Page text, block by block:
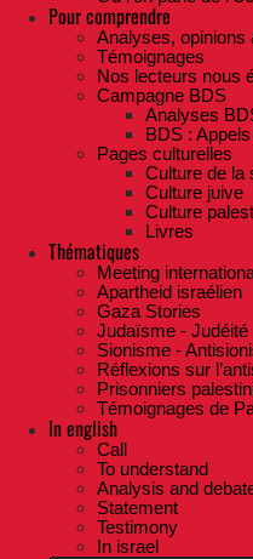
Pour comprendre
Analyses, opinions
Témoignages
Nos lecteurs nous
Campagne BDS
Analyses
BDS :
Pages culturelles
Culture de la
Culture juive
Culture
Livres
Thématiques
Meeting
Apartheid israélien
Gaza Stories
Judaïsme - Judéité
Sionisme -
Réflexions sur
Prisonniers
Témoignages de
In english
Call
To understand
Analysis and
Statement
Testimony
In israel